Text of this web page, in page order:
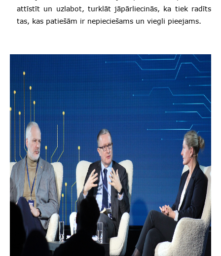
attīstīt un uzlabot, turklāt jāpārliecinās, ka tiek radīts
tas, kas patiešām ir nepieciešams un viegli pieejams.